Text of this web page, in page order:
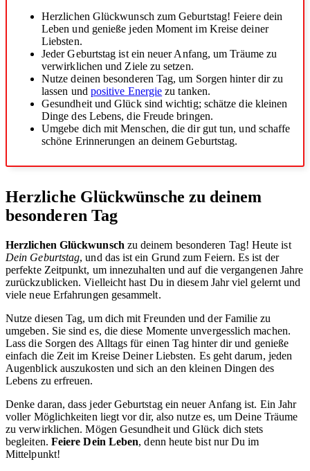
Herzlichen Glückwunsch zum Geburtstag! Feiere dein
Leben und genieße jeden Moment im Kreise deiner
Liebsten.
Jeder Geburtstag ist ein neuer Anfang, um Träume zu
verwirklichen und Ziele zu setzen.
Nutze deinen besonderen Tag, um Sorgen hinter dir zu
lassen und positive Energie zu tanken.
Gesundheit und Glück sind wichtig; schätze die kleinen
Dinge des Lebens, die Freude bringen.
Umgebe dich mit Menschen, die dir gut tun, und schaffe
schöne Erinnerungen an deinem Geburtstag.
Herzliche Glückwünsche zu deinem
besonderen Tag
Herzlichen Glückwunsch zu deinem besonderen Tag! Heute ist
Dein Geburtstag, und das ist ein Grund zum Feiern. Es ist der
perfekte Zeitpunkt, um innezuhalten und auf die vergangenen Jahre
zurückzublicken. Vielleicht hast Du in diesem Jahr viel gelernt und
viele neue Erfahrungen gesammelt.
Nutze diesen Tag, um dich mit Freunden und der Familie zu
umgeben. Sie sind es, die diese Momente unvergesslich machen.
Lass die Sorgen des Alltags für einen Tag hinter dir und genieße
einfach die Zeit im Kreise Deiner Liebsten. Es geht darum, jeden
Augenblick auszukosten und sich an den kleinen Dingen des
Lebens zu erfreuen.
Denke daran, dass jeder Geburtstag ein neuer Anfang ist. Ein Jahr
voller Möglichkeiten liegt vor dir, also nutze es, um Deine Träume
zu verwirklichen. Mögen Gesundheit und Glück dich stets
begleiten. Feiere Dein Leben, denn heute bist nur Du im
Mittelpunkt!